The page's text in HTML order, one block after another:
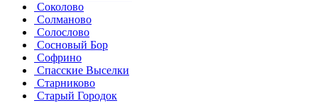
Соколово
Солманово
Солослово
Сосновый Бор
Софрино
Спасские Выселки
Старниково
Старый Городок